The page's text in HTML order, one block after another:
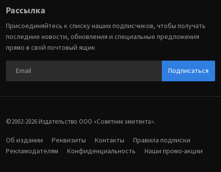
Рассылка
Присоединяйтесь к списку наших подписчиков, чтобы получать
последние новости, обновления и специальные предложения
прямо в свой почтовый ящик
Подписаться
©2002-2026 Издательство ООО «‎Советник эмитента».
Об издании Реквизиты Контакты
Правила подписки
Рекламодателям
Конфиденциальность Наши промо-акции